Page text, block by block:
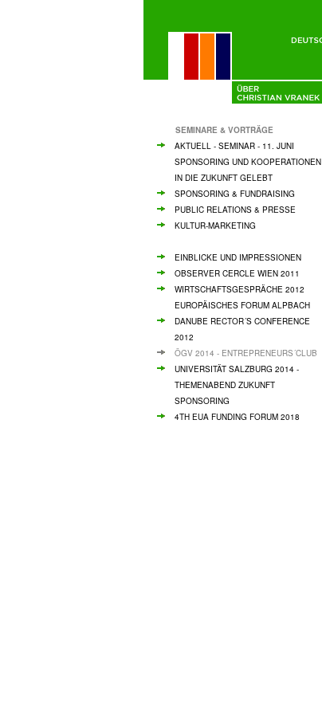
SEMINARE & VORTRÄGE
AKTUELL - SEMINAR - 11. JUNI
SPONSORING UND KOOPERATIONEN
IN DIE ZUKUNFT GELEBT
SPONSORING & FUNDRAISING
PUBLIC RELATIONS & PRESSE
KULTUR-MARKETING
EINBLICKE UND IMPRESSIONEN
OBSERVER CERCLE WIEN 2011
WIRTSCHAFTSGESPRÄCHE 2012
EUROPÄISCHES FORUM ALPBACH
DANUBE RECTOR´S CONFERENCE
2012
ÖGV 2014 - ENTREPRENEURS´CLUB
UNIVERSITÄT SALZBURG 2014 -
THEMENABEND ZUKUNFT
SPONSORING
4TH EUA FUNDING FORUM 2018